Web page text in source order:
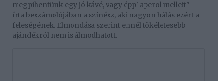
megpihentünk egy jó kávé, vagy épp' aperol mellett" –
írta beszámolójában a színész, aki nagyon hálás ezért a
feleségének. Elmondása szerint ennél tökéletesebb
ajándékról nem is álmodhatott.